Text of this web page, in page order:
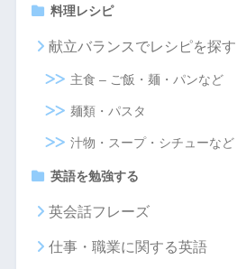
料理レシピ
献立バランスでレシピを探す
主食 – ご飯・麺・パンなど
麺類・パスタ
汁物・スープ・シチューなど
英語を勉強する
英会話フレーズ
仕事・職業に関する英語